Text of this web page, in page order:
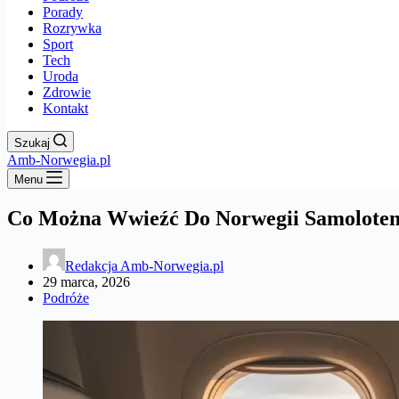
Porady
Rozrywka
Sport
Tech
Uroda
Zdrowie
Kontakt
Szukaj
Amb-Norwegia.pl
Menu
Co Można Wwieźć Do Norwegii
Redakcja Amb-Norwegia.pl
29 marca, 2026
Podróże